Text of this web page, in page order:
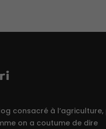
consacré à l’agriculture,
on a coutume de dire